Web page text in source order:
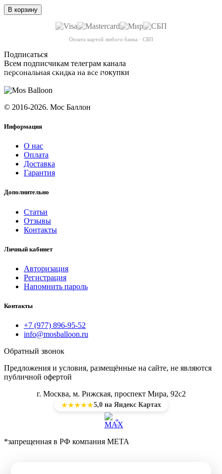
В корзину
Оплата картой любого банка · СБП
Подписаться
Всем подписчикам телеграм канала
персональная скидка на все покупки
© 2016-2026. Мос Баллон
Информация
О нас
Оплата
Доставка
Гарантия
Дополнительно
Статьи
Отзывы
Контакты
Личный кабинет
Авторизация
Регистрация
Напомнить пароль
Контакты
+7 (977) 896-95-52
info@mosballoon.ru
Обратный звонок
Предложения и условия, размещённые на сайте, не являются
публичной офертой
г. Москва, м. Рижская, проспект Мира, 92с2
★★★★★5,0 на Яндекс Картах
*
*запрещенная в РФ компания МЕТА